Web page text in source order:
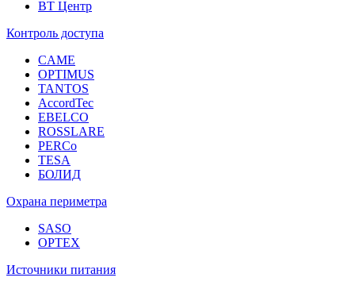
ВТ Центр
Контроль доступа
CAME
OPTIMUS
TANTOS
AccordTec
EBELCO
ROSSLARE
PERCo
TESA
БОЛИД
Охрана периметра
SASO
OPTEX
Источники питания